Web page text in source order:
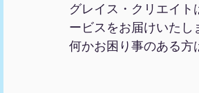
グレイス・クリエイ
ービスをお届けいたし
何かお困り事のある方